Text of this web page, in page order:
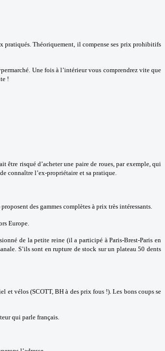
pratiqués. Théoriquement, il compense ses prix prohibitifs
Une fois à l’intérieur vous comprendrez vite que
!
être risqué d’acheter une paire de roues, par exemple, qui
connaître l’ex-propriétaire et sa pratique.
des gammes complètes à prix très intéressants.
Europe.
de la petite reine (il a participé à Paris-Brest-Paris en
S’ils sont en rupture de stock sur un plateau 50 dents
et vélos (SCOTT, BH à des prix fous !). Les bons coups se
qui parle français.